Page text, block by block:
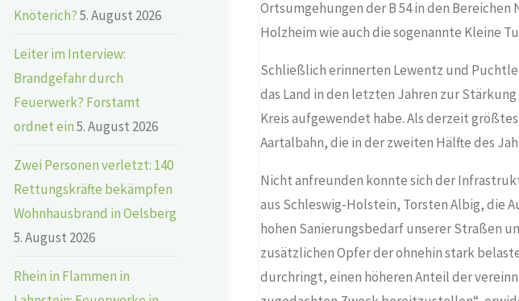
Ortsumgehungen der B 54 in den
Holzheim wie auch die sogenannte Kleine
Schließlich erinnerten Lewentz und
das Land in den letzten Jahren zur
Kreis aufgewendet habe. Als derzeit
Aartalbahn, die in der zweiten Hälfte des
Nicht anfreunden konnte sich der
aus Schleswig-Holstein, Torsten Albig, die
hohen Sanierungsbedarf unserer Straßen
zusätzlichen Opfer der ohnehin stark
durchringt, einen höheren Anteil der
Knöterich?5. August 2026
Leiter im Interview:
Brandgefahr durch
Feuerwerk? Forstamt
ordnet ein5. August 2026
Zwei Personen verletzt: 140
Rettungskräfte bekämpfen
Wohnhausbrand in Oelsberg
5. August 2026
Rhein in Flammen in